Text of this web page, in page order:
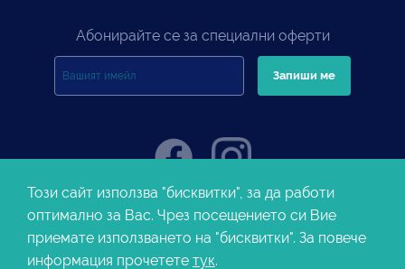
Абонирайте се за специални оферти
© 2026 RTours. Всички права запазени. |За нас|Блог|Полезна
информация
Този сайт използва "бисквитки", за да работи
оптимално за Вас. Чрез посещението си Вие
приемате използването на "бисквитки". За повече
информация прочетете тук.